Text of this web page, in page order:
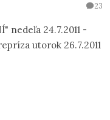
23
nedeľa 24.7.2011 -
utorok 26.7.2011